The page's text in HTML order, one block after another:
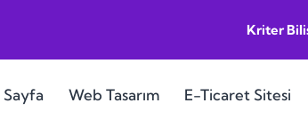
Kriter
Sayfa Web Tasarım E-Ticaret Sitesi